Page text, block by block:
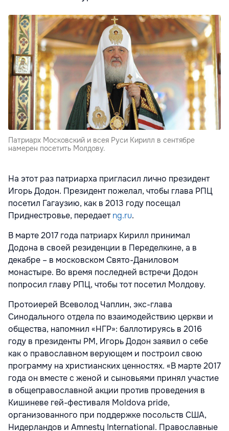
Патриарх Московский и всея Руси Кирилл в сентябре
намерен посетить Молдову.
На этот раз патриарха пригласил лично президент
Игорь Додон. Президент пожелал, чтобы глава РПЦ
посетил Гагаузию, как в 2013 году посещал
Приднестровье, передаетng.ru.
В марте 2017 года патриарх Кирилл принимал
Додона в своей резиденции в Переделкине, а в
декабре – в московском Свято-Даниловом
монастыре. Во время последней встречи Додон
попросил главу РПЦ, чтобы тот посетил Молдову.
Протоиерей Всеволод Чаплин, экс-глава
Синодального отдела по взаимодействию церкви и
общества, напомнил «НГР»: баллотируясь в 2016
году в президенты РМ, Игорь Додон заявил о себе
как о православном верующем и построил свою
программу на христианских ценностях. «В марте 2017
года он вместе с женой и сыновьями принял участие
в общеправославной акции против проведения в
Кишиневе гей-фестиваля Moldova pride,
организованного при поддержке посольств США,
Нидерландов и Amnesty International. Православные